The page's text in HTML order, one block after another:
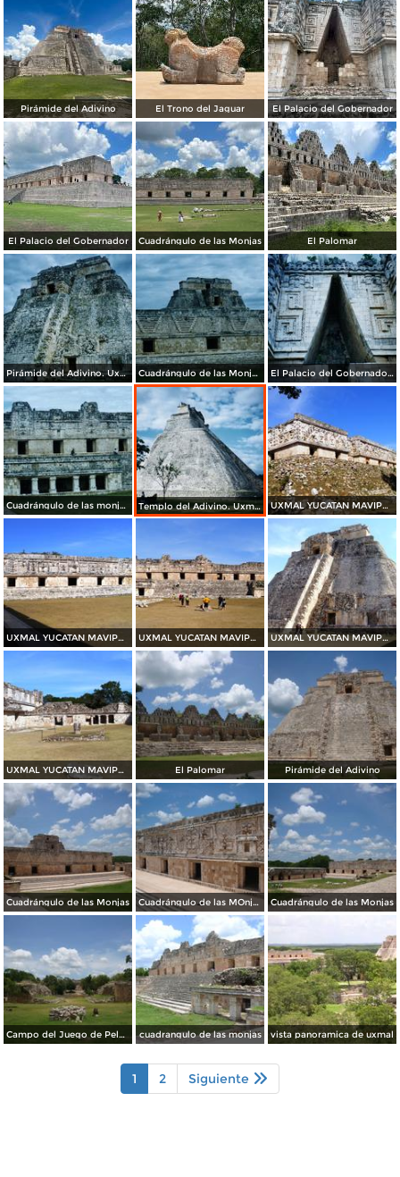
Pirámide del Adivino El Trono del Jaguar El Palacio del Gobernador
El Palacio del Gobernador Cuadrángulo de las Monjas El Palomar
Pirámide del Adivino. Uxmal, Yucatán. 2003 Cuadrángulo de las Monjas y pirámide del adivino. Uxmal. 2003 El Palacio del Gobernador. Uxmal. 2003
Cuadrángulo de las monjas. Uxmal, Yucatán. 2003 Templo del Adivino. Uxmal, Yucatán. 2003 UXMAL YUCATAN MAVIPOL
UXMAL YUCATAN MAVIPOL UXMAL YUCATAN MAVIPOL UXMAL YUCATAN MAVIPOL
UXMAL YUCATAN MAVIPOL El Palomar Pirámide del Adivino
Cuadrángulo de las Monjas Cuadrángulo de las MOnjas Cuadrángulo de las Monjas
Campo del Juego de Pelota cuadrangulo de las monjas vista panoramica de uxmal
1 2 Siguiente